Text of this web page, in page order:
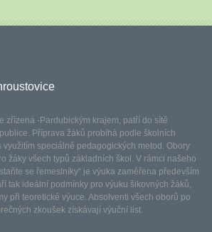
zřízená -Pardubickým krajem, patří do sítě
Příprava žáků probíhá podle školních
využitím speciálně pedagogických metod. Obory
žáky všech typů základních škol. V rámci našeho
se řemeslníky“ je výuka zaměřena především
tak ideální podmínky pro výuku šikovných žáků,
při teoretické výuce. Absolventi všech oborů po
zkoušek získávají výuční list.